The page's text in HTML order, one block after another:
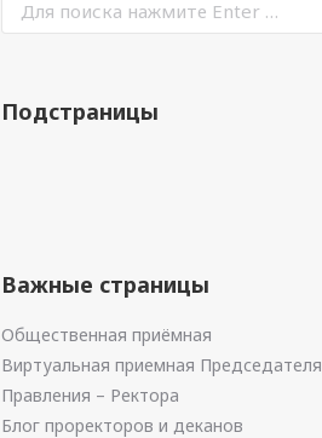
Подстраницы
Важные страницы
Общественная приёмная
Виртуальная приемная Председателя
Правления – Ректора
Блог проректоров и деканов